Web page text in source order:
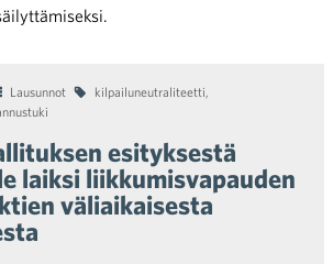
Lausunnot kilpailuneutraliteetti,
esityksestä
laiksi liikkumisvapauden
väliaikaisesta